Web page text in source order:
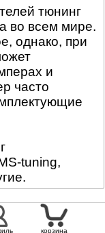
тюнинг
во всем мире.
однако, при
и
часто
tuning,
корзина